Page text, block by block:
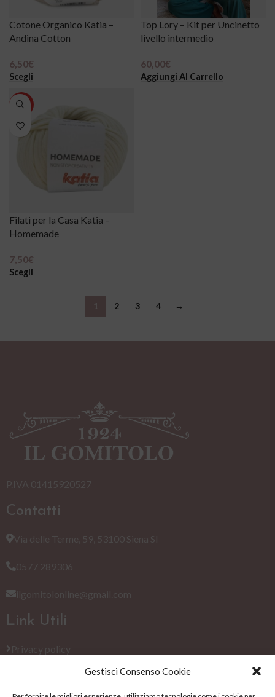
Gestisci Consenso Cookie
Cotone Organico Katia –
Andina Cotton
6,50€
Scegli
Top Lory – Kit per Uncinetto
livello intermedio
60,00€
Aggiungi Al Carrello
HOT
Filati per la Casa Katia –
Homemade
7,50€
Scegli
1 2 3 4 →
Contatti
Link Utili
Privacy policy
Cookie Policy (EU)